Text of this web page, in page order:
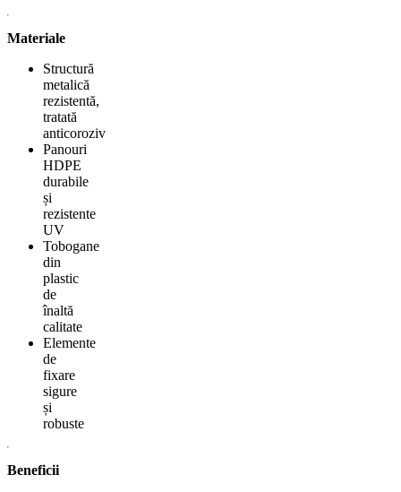
Materiale
Structură
metalică
rezistentă,
tratată
anticoroziv
Panouri
HDPE
durabile
și
rezistente
UV
Tobogane
din
plastic
de
înaltă
calitate
Elemente
de
fixare
sigure
și
robuste
Beneficii